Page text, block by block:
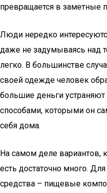
превращается в заметные
Люди нередко
даже не задумываясь над
легко. В большинстве
своей одежде человек
большие деньги
способами, которыми он
себя дома.
На самом деле вариантов,
есть достаточно много.
средства – пищевые